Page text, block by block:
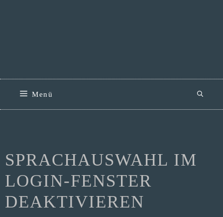
Menü
SPRACHAUSWAHL IM
LOGIN-FENSTER
DEAKTIVIEREN